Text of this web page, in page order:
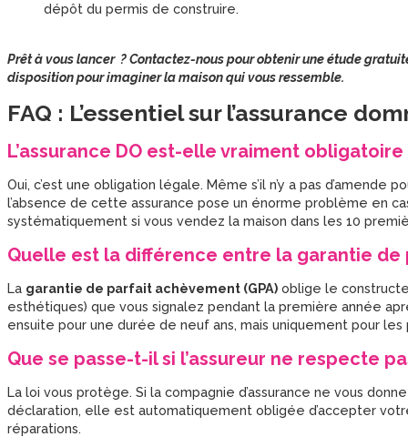
dépôt du permis de construire.
Prêt à vous lancer ? Contactez-nous pour obtenir une étude
disposition pour imaginer la maison qui vous ressemble.
FAQ : L’essentiel sur l’assurance
L’assurance DO est-elle vraiment
Oui, c’est une obligation légale. Même s’il n’y a pas d’amende
l’absence de cette assurance pose un énorme problème en
systématiquement si vous vendez la maison dans les 10
Quelle est la différence entre la garantie de
La garantie de parfait achèvement (GPA) oblige le
esthétiques) que vous signalez pendant la première année
ensuite pour une durée de neuf ans, mais uniquement pour
Que se passe-t-il si l’assureur ne respecte
La loi vous protège. Si la compagnie d’assurance ne vous
déclaration, elle est automatiquement obligée d’accepter
réparations.